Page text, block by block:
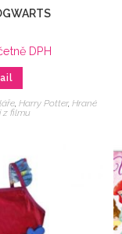
DPH
, Harry Potter, Hrané
z filmu